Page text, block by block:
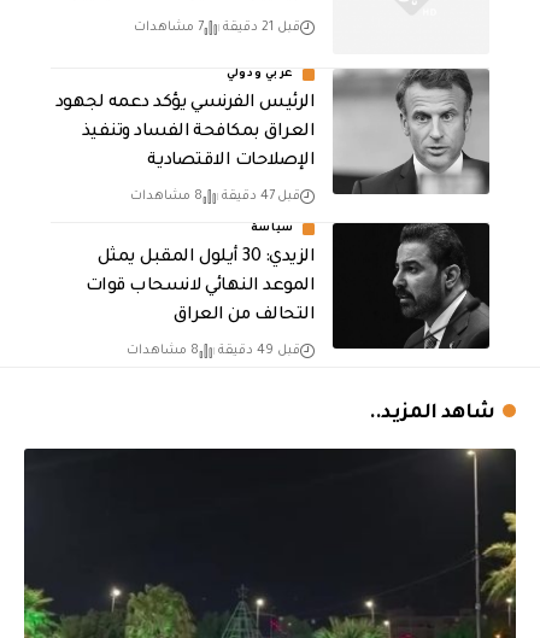
قبل 21 دقيقة 7 مشاهدات
عربي ودولي
الرئيس الفرنسي يؤكد دعمه لجهود
العراق بمكافحة الفساد وتنفيذ
الإصلاحات الاقتصادية
قبل 47 دقيقة 8 مشاهدات
سياسة
الزيدي: 30 أيلول المقبل يمثل
الموعد النهائي لانسحاب قوات
التحالف من العراق
قبل 49 دقيقة 8 مشاهدات
شاهد المزيد..